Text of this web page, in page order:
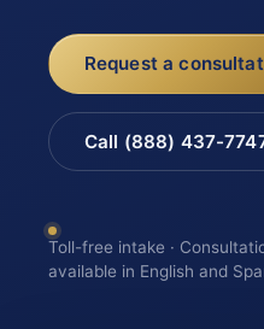
Request a
Call (888) 437-
Toll-free intake ·
available in English and